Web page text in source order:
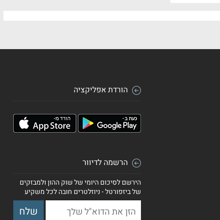
הורדת אפליקציה
הרשמה לדיוור
הירשם לסיכום היומי של שוק ההון ולמבזקים
של ביזפורטל - ניוזלטרים חובה לכל משקיע